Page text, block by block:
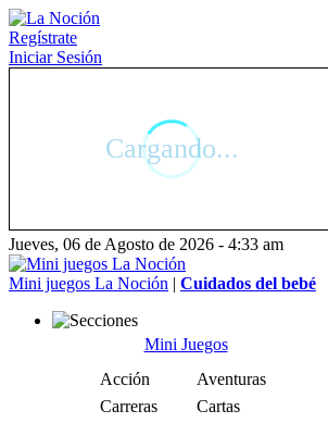
Regístrate
Iniciar Sesión
Jueves, 06 de Agosto de 2026 - 4:33 am
Mini juegos La Noción | Cuidados del bebé
Mini Juegos
Acción
Aventuras
Carreras
Cartas